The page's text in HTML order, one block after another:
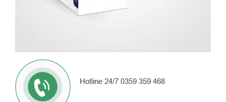
Hotline 24/7 0359 359 468